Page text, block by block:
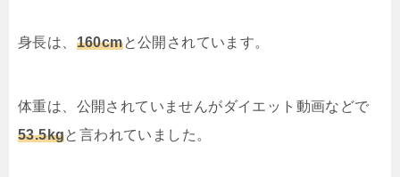
身長は、 160cmと公開されています。
体重は、公開されていませんがダイエット動画などで
53.5kgと言われていました。